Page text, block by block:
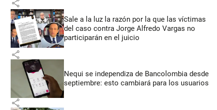
share
Sale a la luz la razón por la que las víctimas
del caso contra Jorge Alfredo Vargas no
participarán en el juicio
share
Nequi se independiza de Bancolombia desde
septiembre: esto cambiará para los usuarios
share